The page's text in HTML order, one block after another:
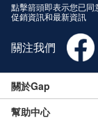
點擊箭頭即表示您已同
促銷資訊和最新資訊
關注我們
關於Gap
幫助中心